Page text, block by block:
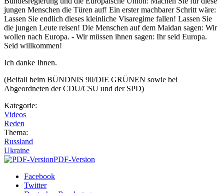
jungen Menschen die Türen auf! Ein erster machbarer Schritt wäre:
Lassen Sie endlich dieses kleinliche Visaregime fallen! Lassen Sie
die jungen Leute reisen! Die Menschen auf dem Maidan sagen: Wir
wollen nach Europa. - Wir müssen ihnen sagen: Ihr seid Europa.
Seid willkommen!
Ich danke Ihnen.
(Beifall beim BÜNDNIS 90/DIE GRÜNEN sowie bei
Abgeordneten der CDU/CSU und der SPD)
Kategorie:
Videos
Reden
Thema:
Russland
Ukraine
PDF-Version
Facebook
Twitter